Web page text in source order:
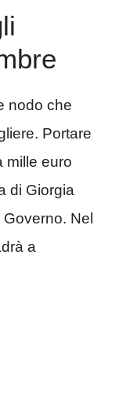
nodo che
Portare
mille euro
di Giorgia
Nel
a